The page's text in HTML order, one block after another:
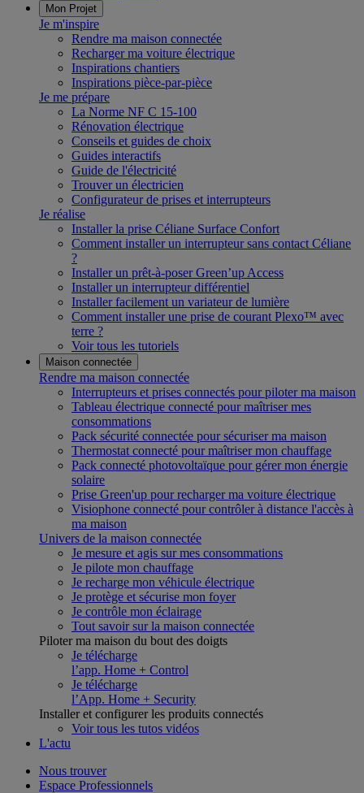
Mon Projet
Je m'inspire
Rendre ma maison connectée
Recharger ma voiture électrique
Inspirations chantiers
Inspirations pièce-par-pièce
Je me prépare
La Norme NF C 15-100
Rénovation électrique
Conseils et guides de choix
Guides interactifs
Guide de l'électricité
Trouver un électricien
Configurateur de prises et interrupteurs
Je réalise
Installer la prise Céliane Surface Confort
Comment installer un interrupteur sans contact Céliane
?
Installer un prêt-à-poser Green’up Access
Installer un interrupteur différentiel
Installer facilement un variateur de lumière
Comment installer une prise de courant Plexo™ avec
terre ?
Voir tous les tutoriels
Maison connectée
Rendre ma maison connectée
Interrupteurs et prises connectés pour piloter ma maison
Tableau électrique connecté pour maîtriser mes
consommations
Pack sécurité connectée pour sécuriser ma maison
Thermostat connecté pour maîtriser mon chauffage
Pack connecté photovoltaïque pour gérer mon énergie
solaire
Prise Green'up pour recharger ma voiture électrique
Visiophone connecté pour contrôler à distance l'accès à
ma maison
Univers de la maison connectée
Je mesure et agis sur mes consommations
Je pilote mon chauffage
Je recharge mon véhicule électrique
Je protège et sécurise mon foyer
Je contrôle mon éclairage
Tout savoir sur la maison connectée
Piloter ma maison du bout des doigts
Je télécharge
l’app. Home + Control
Je télécharge
l’App. Home + Security
Installer et configurer les produits connectés
Voir tous les tutos vidéos
L'actu
Nous trouver
Espace Professionnels